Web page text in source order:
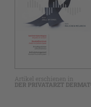
Artikel erschienen in
DER PRIVATARZT